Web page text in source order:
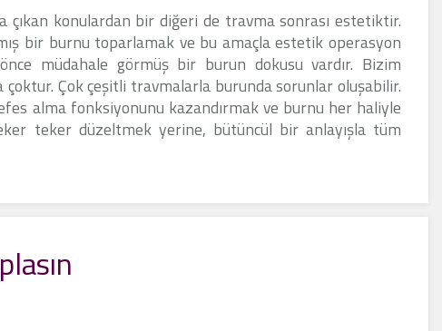
çıkan konulardan bir diğeri de travma sonrası estetiktir.
bir burnu toparlamak ve bu amaçla estetik operasyon
müdahale görmüş bir burun dokusu vardır. Bizim
Çok çeşitli travmalarla burunda sorunlar oluşabilir.
alma fonksiyonunu kazandırmak ve burnu her haliyle
teker düzeltmek yerine, bütüncül bir anlayışla tüm